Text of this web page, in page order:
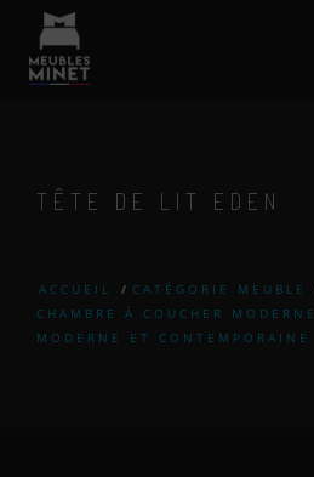
TÊTE DE LIT EDEN
ACCUEIL / CATÉGORIE MEUBLE
CHAMBRE À COUCHER MODERNE
MODERNE ET CONTEMPORAINE